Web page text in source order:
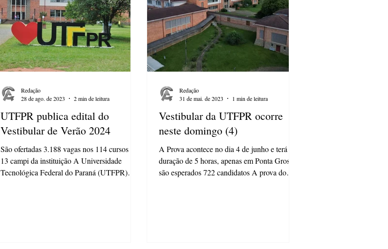
UTFPR publica edital do
Vestibular de Verão 2024
São ofertadas 3.188 vagas nos 114 cursos dos
13 campi da instituição A Universidade
Tecnológica Federal do Paraná (UTFPR)
Redação
28 de ago. de 2023
2 min de leitura
Vestibular da UTFPR ocorre
neste domingo (4)
A Prova acontece no dia 4 de junho e terá
duração de 5 horas, apenas em Ponta Grossa
são esperados 722 candidatos A prova do
Redação
31 de mai. de 2023
1 min de leitura